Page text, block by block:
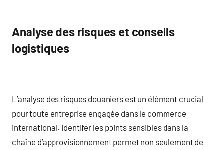
Analyse des risques et conseils
logistiques
L’analyse des risques douaniers est un élément crucial
pour toute entreprise engagée dans le commerce
international. Identifer les points sensibles dans la
chaîne d’approvisionnement permet non seulement de